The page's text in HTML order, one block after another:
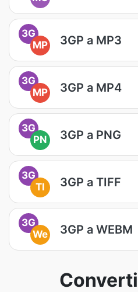
3G
MP
3GP a MP3
3G
MP
3GP a MP4
3G
PN
3GP a PNG
3G
TI
3GP a TIFF
3G
We
3GP a WEBM